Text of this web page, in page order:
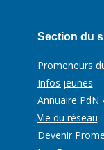
Section du
Promeneurs
Infos jeunes
Annuaire PdN
Vie du réseau
Devenir